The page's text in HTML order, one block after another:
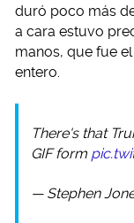
duró poco más
a cara estuvo
manos, que fue
entero.
There's that
GIF form
— Stephen